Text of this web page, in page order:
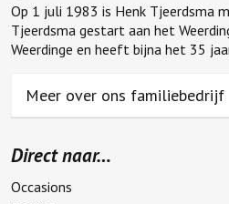
Op 1 juli 1983 is Henk Tjeerdsma
Tjeerdsma gestart aan het
Weerdinge en heeft bijna het 35
Meer over ons familiebedrijf
Direct naar…
Occasions